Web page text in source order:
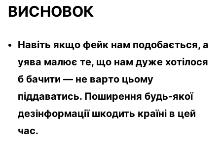
ВИСНОВОК
Навіть якщо фейк нам подобається, а
уява малює те, що нам дуже хотілося
б бачити — не варто цьому
піддаватись. Поширення будь-якої
дезінформації шкодить країні в цей
час.